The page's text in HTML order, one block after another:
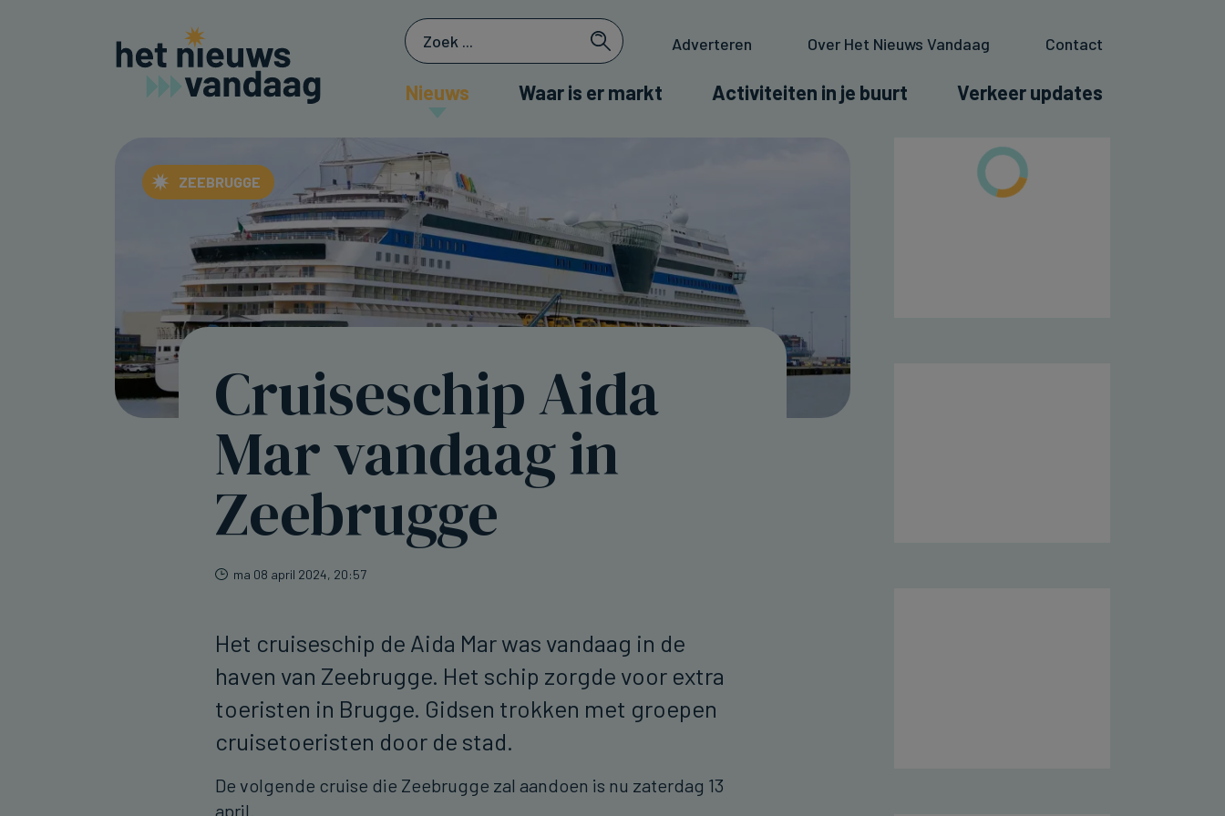
Adverteren Over Het Nieuws Vandaag Contact
Nieuws Waar is er markt Activiteiten in je buurt Verkeer updates
ZEEBRUGGE
Cruiseschip Aida
Mar vandaag in
Zeebrugge
ma 08 april 2024, 20:57
Het cruiseschip de Aida Mar was vandaag in de
haven van Zeebrugge. Het schip zorgde voor extra
toeristen in Brugge. Gidsen trokken met groepen
cruisetoeristen door de stad.
De volgende cruise die Zeebrugge zal aandoen is nu zaterdag 13
april.